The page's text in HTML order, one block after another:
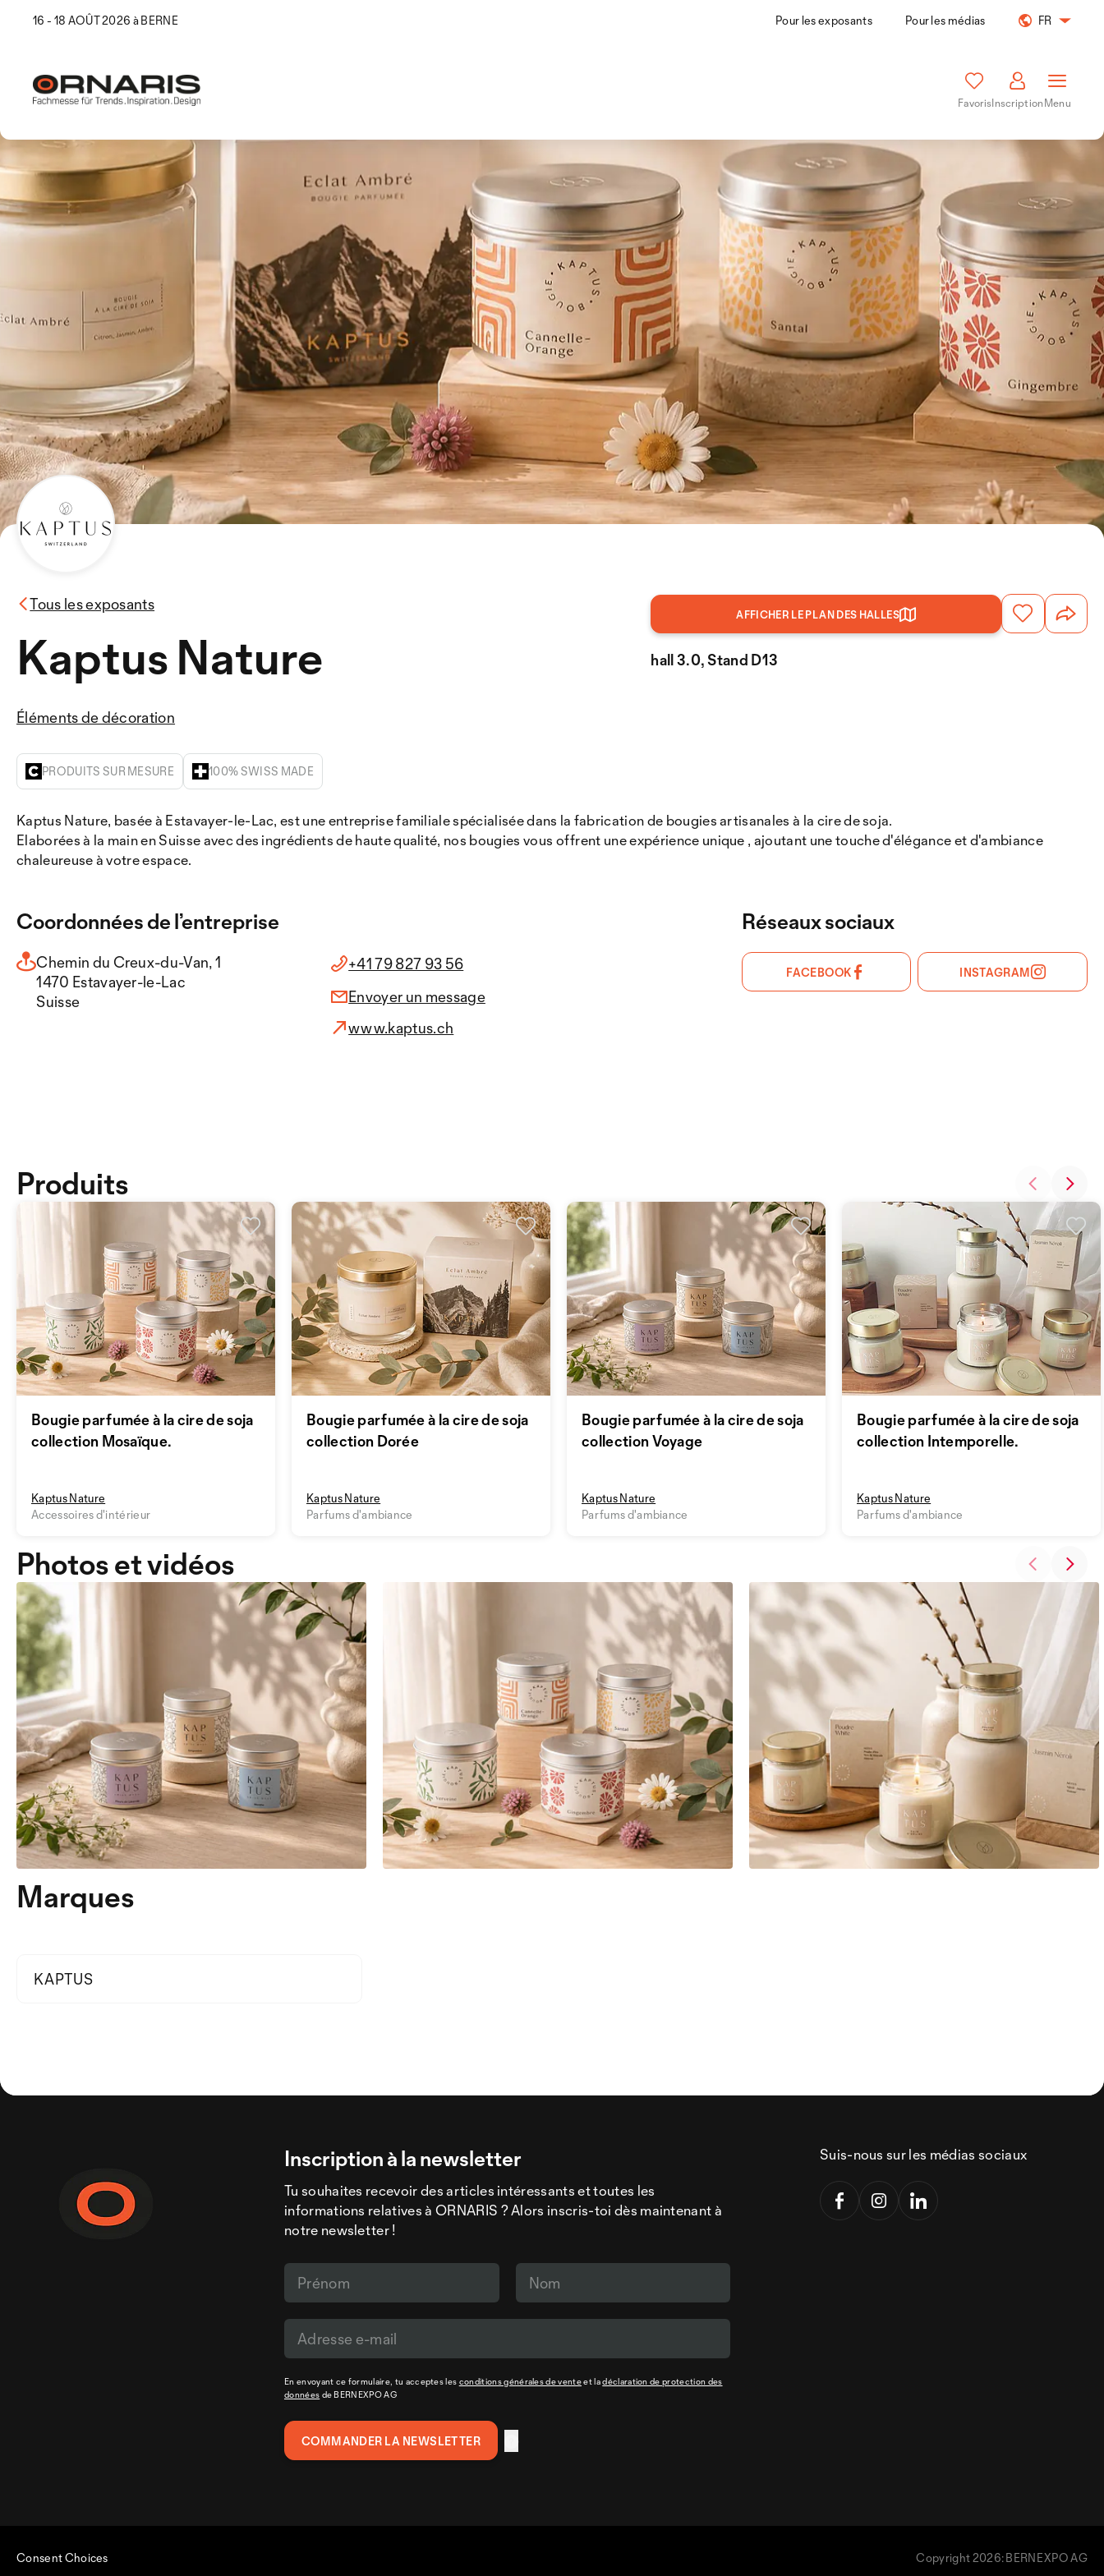
16 - 18 AOÛT 2026 à BERNE Pour les exposants Pour les médias FR
FavorisInscriptionMenu
Tous les exposants
Kaptus Nature
Éléments de décoration
PRODUITS SUR MESURE 100% SWISS MADE
AFFICHER LE PLAN DES HALLES
hall 3.0, Stand D13
Kaptus Nature, basée à Estavayer-le-Lac, est une entreprise familiale spécialisée dans la fabrication de bougies artisanales à la cire de soja.
Elaborées à la main en Suisse avec des ingrédients de haute qualité, nos bougies vous offrent une expérience unique , ajoutant une touche d'élégance et d'ambiance
chaleureuse à votre espace.
Coordonnées de l’entreprise
Chemin du Creux-du-Van, 1
1470 Estavayer-le-Lac
Suisse
+41 79 827 93 56
Envoyer un message
www.kaptus.ch
Réseaux sociaux
FACEBOOK INSTAGRAM
Bougie parfumée à la cire de soja
collection Mosaïque.
Kaptus Nature
Accessoires d'intérieur
Bougie parfumée à la cire de soja
collection Dorée
Kaptus Nature
Parfums d'ambiance
Bougie parfumée à la cire de soja
collection Voyage
Kaptus Nature
Parfums d'ambiance
Bougie parfumée à la cire de soja
collection Intemporelle.
Kaptus Nature
Parfums d'ambiance
Produits
Photos et vidéos
Marques
KAPTUS
Inscription à la newsletter
Tu souhaites recevoir des articles intéressants et toutes les
informations relatives à ORNARIS ? Alors inscris-toi dès maintenant à
notre newsletter !
En envoyant ce formulaire, tu acceptes les conditions générales de venteet ladéclaration de protection des
données de BERNEXPO AG
Suis-nous sur les médias sociaux
Consent Choices Copyright 2026: BERNEXPO AG